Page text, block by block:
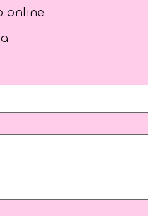
online